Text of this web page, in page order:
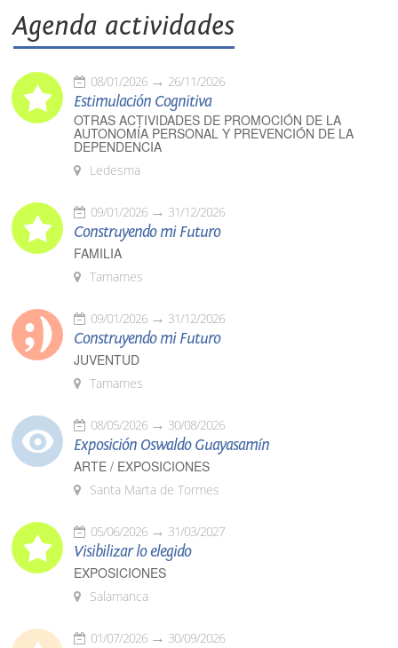
Agenda actividades
08/01/2026 26/11/2026
Estimulación Cognitiva
OTRAS ACTIVIDADES DE PROMOCIÓN DE LA
AUTONOMÍA PERSONAL Y PREVENCIÓN DE LA
DEPENDENCIA
Ledesma
09/01/2026 31/12/2026
Construyendo mi Futuro
FAMILIA
Tamames
09/01/2026 31/12/2026
Construyendo mi Futuro
JUVENTUD
Tamames
08/05/2026 30/08/2026
Exposición Oswaldo Guayasamín
ARTE / EXPOSICIONES
Santa Marta de Tormes
05/06/2026 31/03/2027
Visibilizar lo elegido
EXPOSICIONES
Salamanca
01/07/2026 30/09/2026